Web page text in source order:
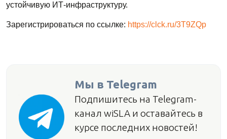
устойчивую ИТ-инфраструктуру.
Зарегистрироваться по ссылке: https://clck.ru/3T9ZQp
Мы в Telegram
Подпишитесь на Telegram-
канал wiSLA и оставайтесь в
курсе последних новостей!